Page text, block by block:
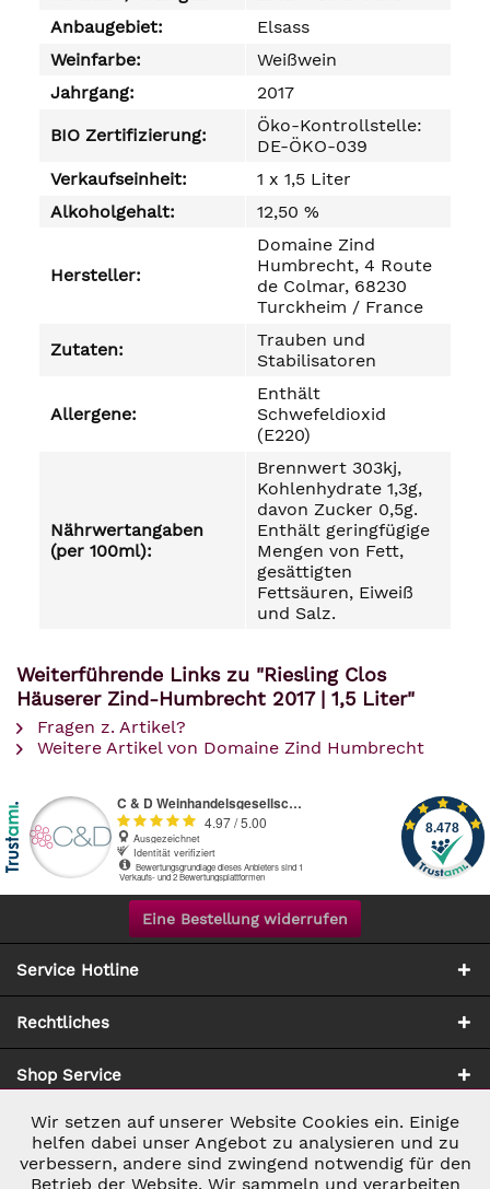
Anbaugebiet:
Elsass
Weinfarbe:
Weißwein
Jahrgang:
2017
BIO Zertifizierung:
Öko-Kontrollstelle:
DE-ÖKO-039
Verkaufseinheit:
1 x 1,5 Liter
Alkoholgehalt:
12,50 %
Hersteller:
Domaine Zind
Humbrecht, 4 Route
de Colmar, 68230
Turckheim / France
Zutaten:
Trauben und
Stabilisatoren
Allergene:
Enthält
Schwefeldioxid
(E220)
Nährwertangaben
(per 100ml):
Brennwert 303kj,
Kohlenhydrate 1,3g,
davon Zucker 0,5g.
Enthält geringfügige
Mengen von Fett,
gesättigten
Fettsäuren, Eiweiß
und Salz.
Weiterführende Links zu "Riesling Clos
Häuserer Zind-Humbrecht 2017 | 1,5 Liter"
Fragen z. Artikel?
Weitere Artikel von Domaine Zind Humbrecht
Eine Bestellung widerrufen
Service Hotline
Rechtliches
Shop Service
Zahlung & Versand
Notwendig Aktiv
Wir setzen auf unserer Website Cookies ein. Einige
helfen dabei unser Angebot zu analysieren und zu
verbessern, andere sind zwingend notwendig für den
Betrieb der Website. Wir sammeln und verarbeiten